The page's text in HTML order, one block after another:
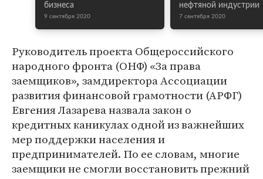
бизнеса
9 сентября 2020
нефтяной индустрии
7 сентября 2020
Руководитель проекта Общероссийского
народного фронта (ОНФ) «За права
заемщиков», замдиректора Ассоциации
развития финансовой грамотности (АРФГ)
Евгения Лазарева назвала закон о
кредитных каникулах одной из важнейших
мер поддержки населения и
предпринимателей. По ее словам, многие
заемщики не смогли восстановить прежний